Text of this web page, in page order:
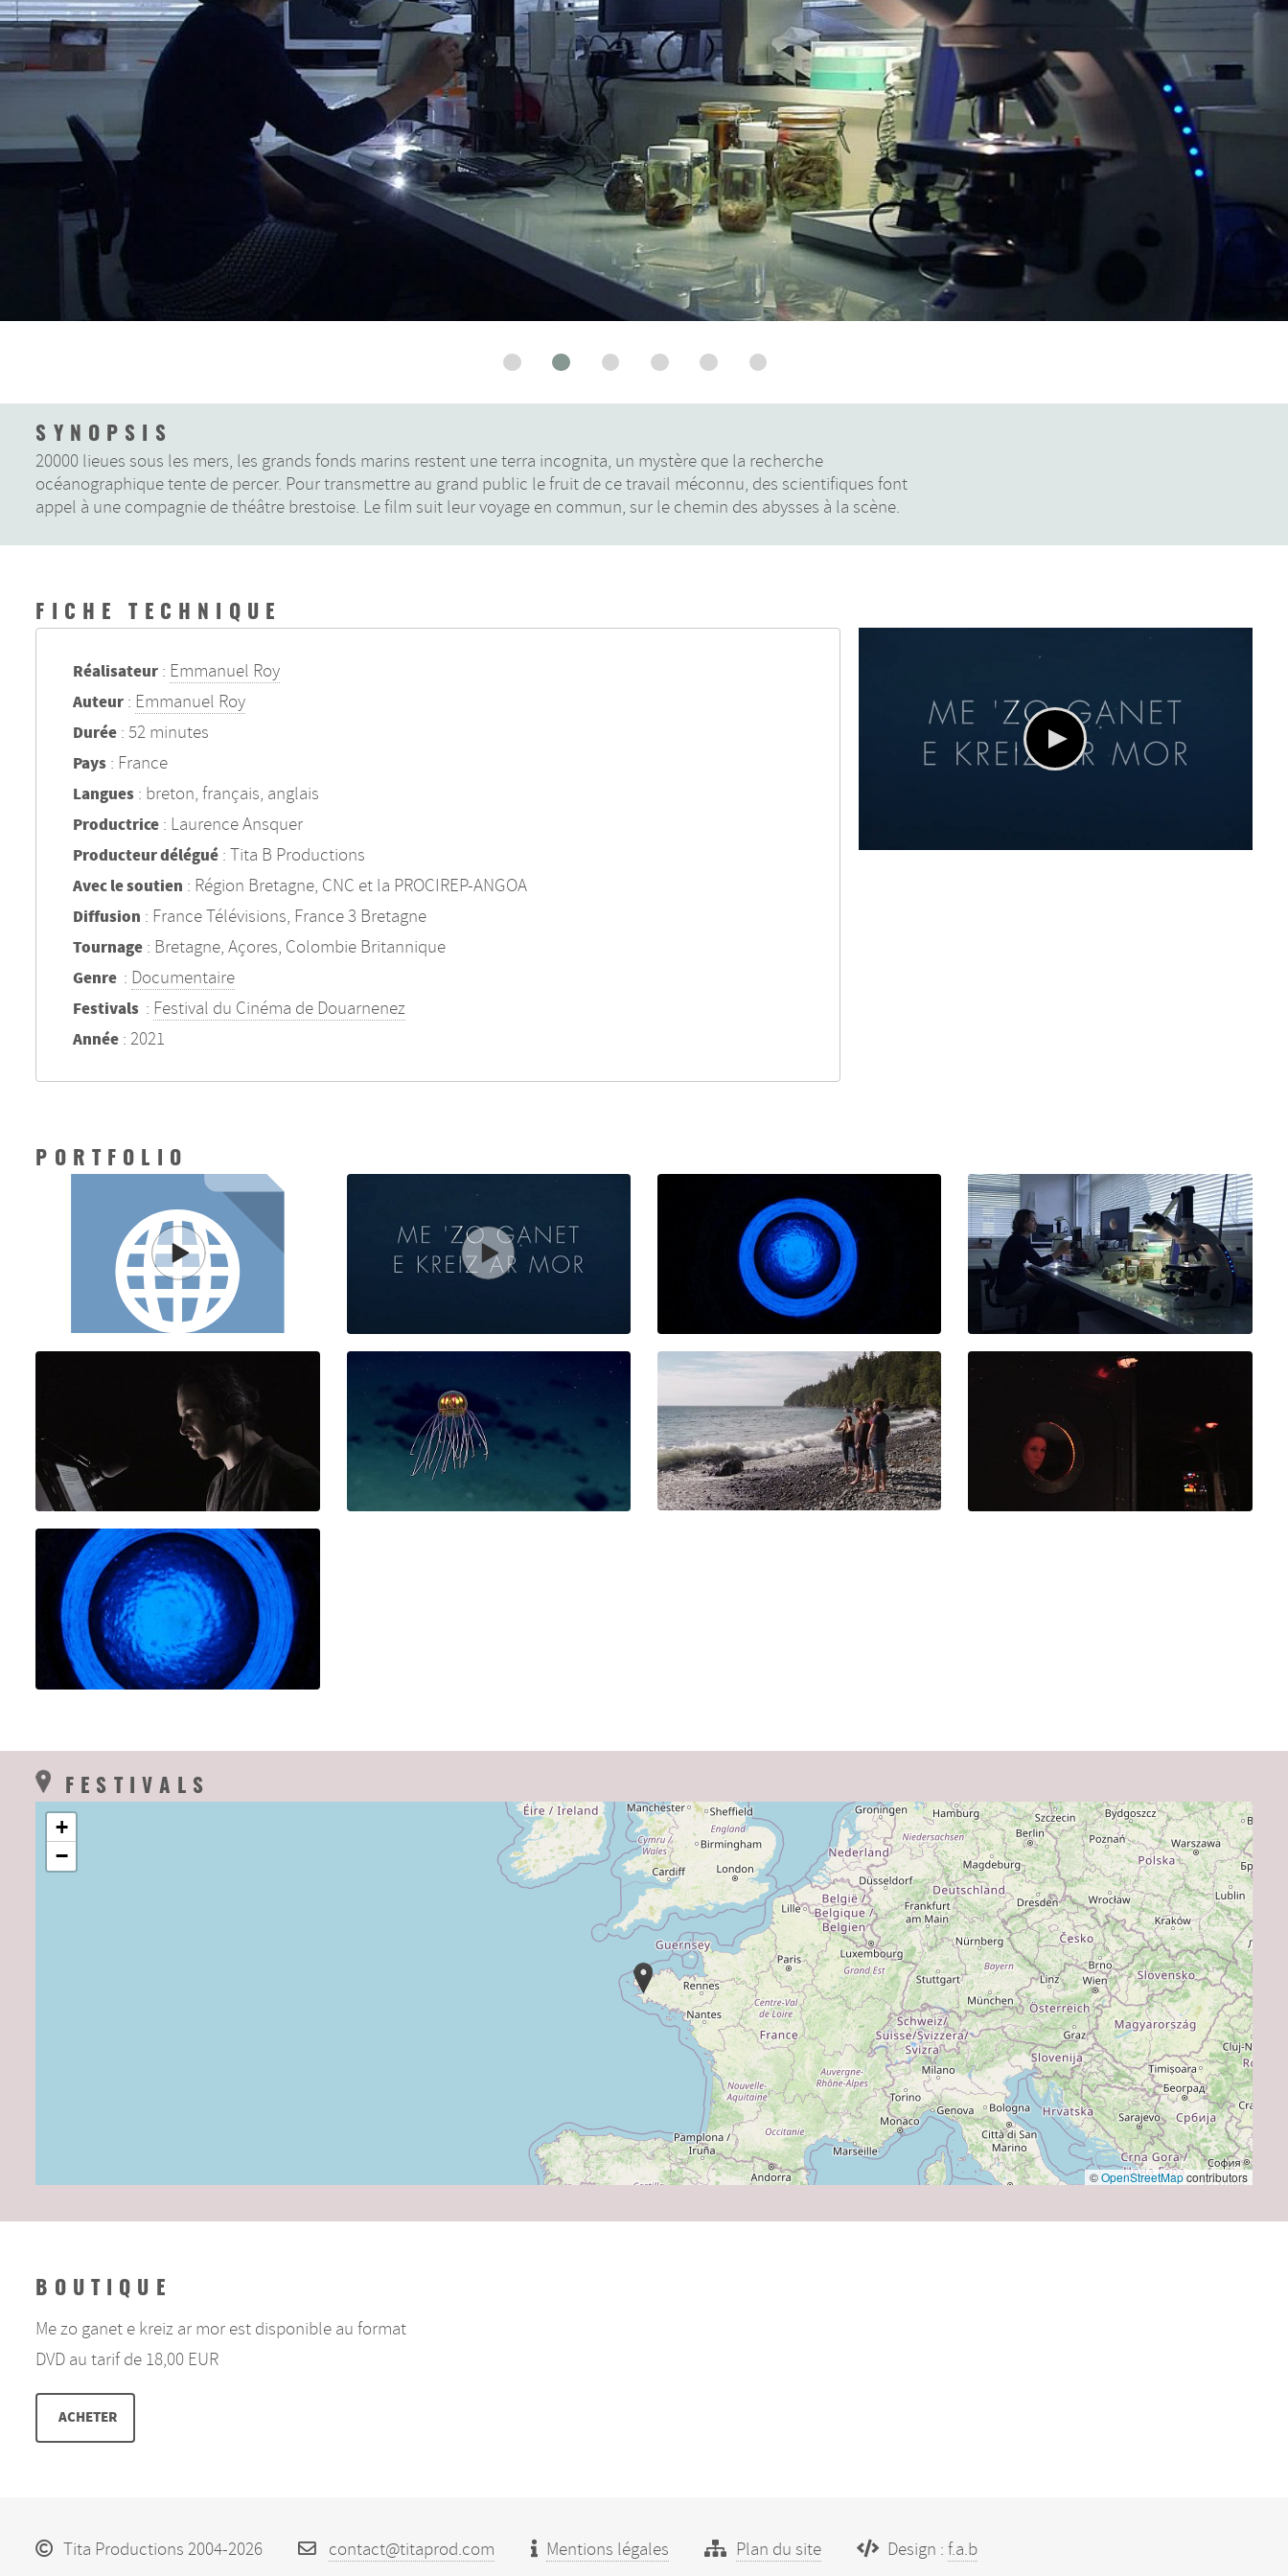
SYNOPSIS
20000 lieues sous les mers, les grands fonds marins restent une terra incognita, un mystère que la recherche
océanographique tente de percer. Pour transmettre au grand public le fruit de ce travail méconnu, des scientifiques font
appel à une compagnie de théâtre brestoise. Le film suit leur voyage en commun, sur le chemin des abysses à la scène.
FICHE TECHNIQUE
Réalisateur : Emmanuel Roy
Auteur : Emmanuel Roy
Durée: 52 minutes
Pays: France
Langues: breton, français, anglais
Productrice: Laurence Ansquer
Producteur délégué: Tita B Productions
Avec le soutien : Région Bretagne, CNC et la PROCIREP-ANGOA
Diffusion : France Télévisions, France 3 Bretagne
Tournage: Bretagne, Açores, Colombie Britannique
Genre : Documentaire
Festivals : Festival du Cinéma de Douarnenez
Année: 2021
PORTFOLIO
FESTIVALS
+
−
©OpenStreetMapcontributors
BOUTIQUE
Me zo ganet e kreiz ar mor est disponible au format
DVD au tarif de 18,00 EUR
ACHETER
Tita Productions 2004-2026 contact@titaprod.com Mentions légales Plan du site Design :f.a.b